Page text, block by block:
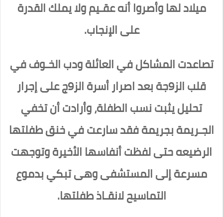
ميلاد لها وأصروا أنه عقـيم ولا يملك القدرة
على الإنجاب.
تصاعدت المشاكل في العائلة ودب الخـوف في
قلب الز9جة بعد اصرار أسرة الز9ج على إجرار
تحليل يثبت نسب الطفلة، وأرادت أن تخفي
الجـريمة بجريمة فقد سارعت في خنق طفلتها
الرضيعه حتى لفظت أنفاسها الأخيرة وتوجهت
مسرعة إلى المستشفى وهى تبكي بدموع
التماسيح لانقـاذ طفلتها.